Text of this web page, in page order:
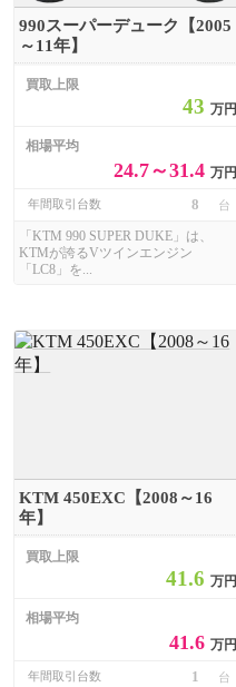
990スーパーデューク【2005
～11年】
買取上限
43 万円
相場平均
24.7～31.4 万円
年間取引台数 8 台
「KTM 990 SUPER DUKE」は、
KTMが誇るVツインエンジン
「LC8」を...
KTM 450EXC【2008～16
年】
買取上限
41.6 万円
相場平均
41.6 万円
年間取引台数 1 台